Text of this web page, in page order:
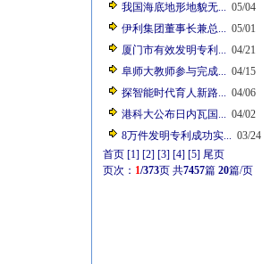
我国海底地形地貌无... 05/04
伊利集团董事长兼总... 05/01
厦门市有效发明专利... 04/21
阜师大教师参与完成... 04/15
探智能时代育人新路... 04/06
港科大公布日内瓦国... 04/02
8万件发明专利成功实... 03/24
首页 [1] [2] [3] [4] [5] 尾页
页次： 1/373页 共7457篇 20篇/页